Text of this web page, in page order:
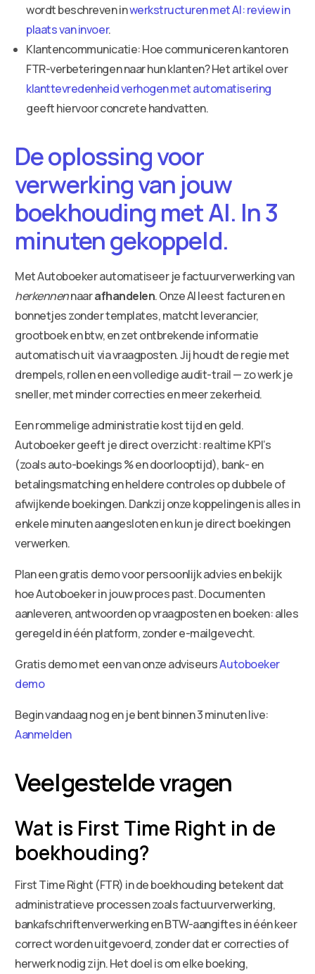
wordt beschreven inwerkstructuren met AI: review in
plaats van invoer.
Klantencommunicatie: Hoe communiceren kantoren
FTR-verbeteringen naar hun klanten? Het artikel over
klanttevredenheid verhogen met automatisering
geeft hiervoor concrete handvatten.
De oplossing voor
verwerking van jouw
boekhouding met AI. In 3
minuten gekoppeld.
Met Autoboeker automatiseer je factuurverwerking van
herkennennaarafhandelen. Onze AI leest facturen en
bonnetjes zonder templates, matcht leverancier,
grootboek en btw, en zet ontbrekende informatie
automatisch uit via vraagposten. Jij houdt de regie met
drempels, rollen en een volledige audit-trail — zo werk je
sneller, met minder correcties en meer zekerheid.
Een rommelige administratie kost tijd en geld.
Autoboeker geeft je direct overzicht: realtime KPI’s
(zoals auto-boekings % en doorlooptijd), bank- en
betalingsmatching en heldere controles op dubbele of
afwijkende boekingen. Dankzij onze koppelingen is alles in
enkele minuten aangesloten en kun je direct boekingen
verwerken.
Plan een gratis demo voor persoonlijk advies en bekijk
hoe Autoboeker in jouw proces past. Documenten
aanleveren, antwoorden op vraagposten en boeken: alles
geregeld in één platform, zonder e-mailgevecht.
Gratis demo met een van onze adviseursAutoboeker
demo
Begin vandaag nog en je bent binnen 3 minuten live:
Aanmelden
Veelgestelde vragen
Wat is First Time Right in de
boekhouding?
First Time Right (FTR) in de boekhouding betekent dat
administratieve processen zoals factuurverwerking,
bankafschriftenverwerking en BTW-aangiftes in één keer
correct worden uitgevoerd, zonder dat er correcties of
herwerk nodig zijn. Het doel is om elke boeking,